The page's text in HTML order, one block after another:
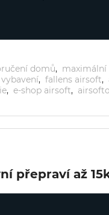
domů,
, fallens airsoft,
, e-shop airsoft,
přepraví až